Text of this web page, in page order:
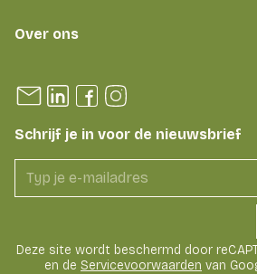
Over ons
Schrijf je in voor de nieuwsbrief
Deze site wordt beschermd door
en de Servicevoorwaarden van